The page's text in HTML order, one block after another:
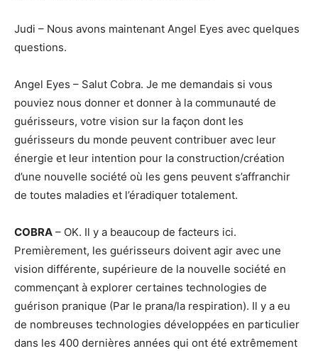
Judi – Nous avons maintenant Angel Eyes avec quelques
questions.
Angel Eyes – Salut Cobra. Je me demandais si vous
pouviez nous donner et donner à la communauté de
guérisseurs, votre vision sur la façon dont les
guérisseurs du monde peuvent contribuer avec leur
énergie et leur intention pour la construction/création
d’une nouvelle société où les gens peuvent s’affranchir
de toutes maladies et l’éradiquer totalement.
COBRA – OK. Il y a beaucoup de facteurs ici.
Premièrement, les guérisseurs doivent agir avec une
vision différente, supérieure de la nouvelle société en
commençant à explorer certaines technologies de
guérison pranique (Par le prana/la respiration). Il y a eu
de nombreuses technologies développées en particulier
dans les 400 dernières années qui ont été extrêmement